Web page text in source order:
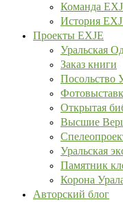
Команда
История
Проекты EXJE
Уральская
Заказ книги
Посольство
Открытая
Высшие
Уральская
Памятник
Корона
Авторский блог